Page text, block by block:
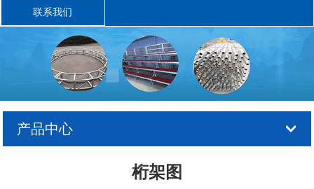
联系我们
产品中心
桁架图